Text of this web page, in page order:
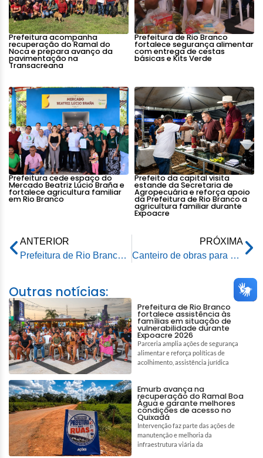
Prefeitura acompanha
recuperação do Ramal do
Noca e prepara avanço da
pavimentação na
Transacreana
Prefeitura de Rio Branco
fortalece segurança alimentar
com entrega de cestas
básicas e Kits Verde
Prefeitura cede espaço do
Mercado Beatriz Lúcio Braña e
fortalece agricultura familiar
em Rio Branco
Prefeito da capital visita
estande da Secretaria de
Agropecuária e reforça apoio
da Prefeitura de Rio Branco a
agricultura familiar durante
Expoacre
ANTERIOR
Prefeitura de Rio Branco inaugura ponte e realiza ação humanitária no ramal Catuaba
PRÓXIMA
Canteiro de obras para construção do elevado na Dias Martins começa a ser construído
Outras notícias:
Prefeitura de Rio Branco
fortalece assistência às
famílias em situação de
vulnerabilidade durante
Expoacre 2026
Parceria amplia ações de segurança
alimentar e reforça políticas de
acolhimento, assistência jurídica
Emurb avança na
recuperação do Ramal Boa
Água e garante melhores
condições de acesso no
Quixadá
Intervenção faz parte das ações de
manutenção e melhoria da
infraestrutura viária da